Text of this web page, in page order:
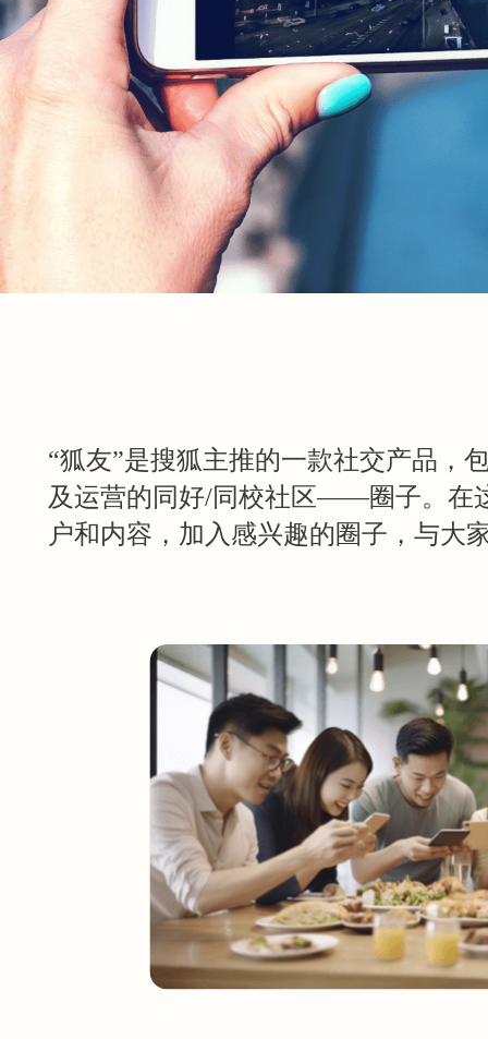
“狐友”是搜狐主推的一款社交产品，
及运营的同好/同校社区——圈子。在
户和内容，加入感兴趣的圈子，与大